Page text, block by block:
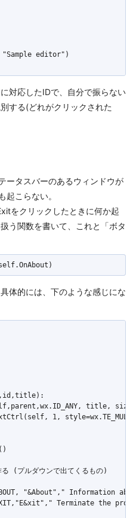
"Sample editor")
対応したIDで、自分で振らない
する(どれがクリックされた
ータスバーのあるウィンドウが
起こらない。
をクリックしたときに何か起
う関数を書いて、これと「ボタ
体的には、下のような感じにな
title,
1,
(プルダウンで出てくるもの)
"&About"," Information
Terminate the